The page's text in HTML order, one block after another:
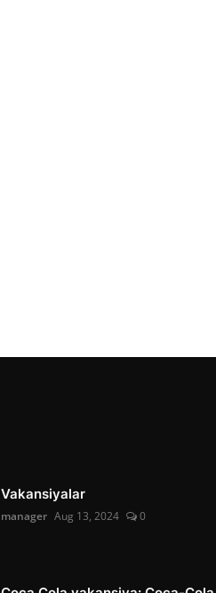
Vakansiyalar
manager Aug 13, 2024 0